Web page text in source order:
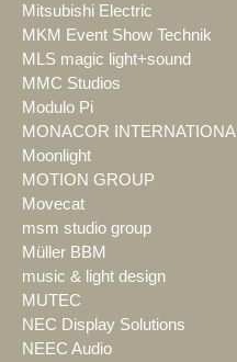
Mitsubishi Electric
MKM Event Show Technik
MLS magic light+sound
MMC Studios
Modulo Pi
MONACOR INTERNATIONAL
Moonlight
MOTION GROUP
Movecat
msm studio group
Müller BBM
music & light design
MUTEC
NEC Display Solutions
NEEC Audio